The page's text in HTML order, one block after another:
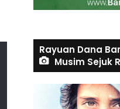
Rayuan Dana
Musim Sejuk